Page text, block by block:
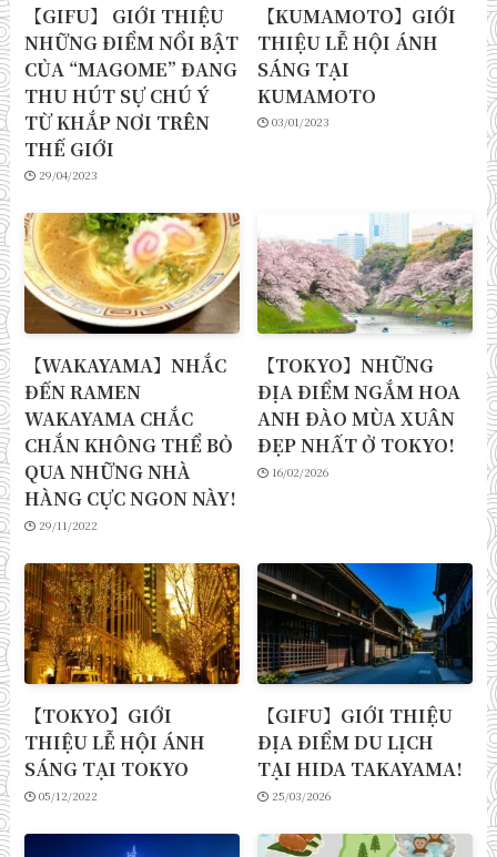
【GIFU】 GIỚI THIỆU
NHỮNG ĐIỂM NỔI BẬT
CỦA “MAGOME” ĐANG
THU HÚT SỰ CHÚ Ý
TỪ KHẮP NƠI TRÊN
THẾ GIỚI
29/04/2023
【KUMAMOTO】GIỚI
THIỆU LỄ HỘI ÁNH
SÁNG TẠI
KUMAMOTO
03/01/2023
【WAKAYAMA】NHẮC
ĐẾN RAMEN
WAKAYAMA CHẮC
CHẮN KHÔNG THỂ BỎ
QUA NHỮNG NHÀ
HÀNG CỰC NGON NÀY!
29/11/2022
【TOKYO】NHỮNG
ĐỊA ĐIỂM NGẮM HOA
ANH ĐÀO MÙA XUÂN
ĐẸP NHẤT Ở TOKYO!
16/02/2026
【TOKYO】GIỚI
THIỆU LỄ HỘI ÁNH
SÁNG TẠI TOKYO
05/12/2022
【GIFU】GIỚI THIỆU
ĐỊA ĐIỂM DU LỊCH
TẠI HIDA TAKAYAMA!
25/03/2026